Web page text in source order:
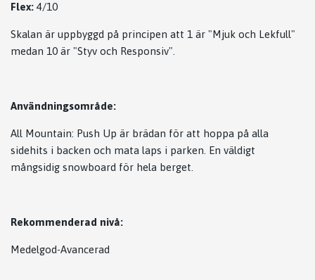
Flex:4/10
Skalan är uppbyggd på principen att 1 är "Mjuk och Lekfull"
medan 10 är "Styv och Responsiv".
Användningsområde:
All Mountain: Push Up är brädan för att hoppa på alla
sidehits i backen och mata laps i parken. En väldigt
mångsidig snowboard för hela berget.
Rekommenderad nivå:
Medelgod-Avancerad